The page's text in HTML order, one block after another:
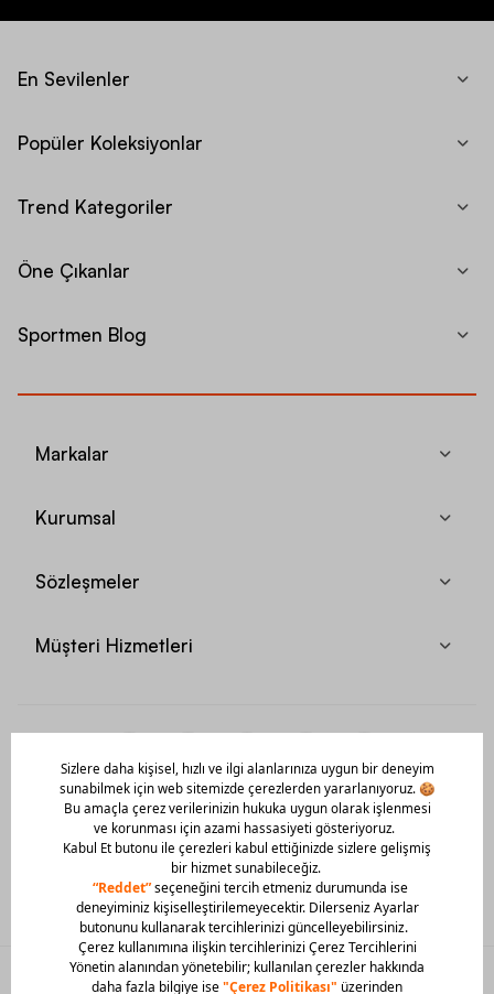
En Sevilenler
Popüler Koleksiyonlar
Trend Kategoriler
Öne Çıkanlar
Sportmen Blog
Markalar
Kurumsal
Sözleşmeler
Müşteri Hizmetleri
Mobil Uygulamamızı Hemen İndir!